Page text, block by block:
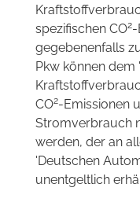
spezifischen CO2-
gegebenenfalls
Pkw können
CO2-Emissionen
Stromverbrauch
werden, der an
'Deutschen
unentgeltlich